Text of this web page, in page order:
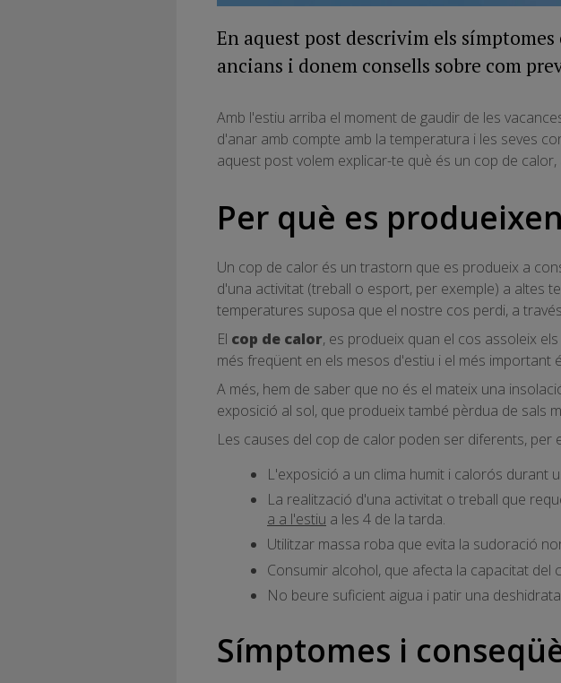
En aquest post descrivim els
ancians i donem consells sobre com
Amb l'estiu arriba el moment de gaudir de les
d'anar amb compte amb la temperatura i les seves
aquest post volem explicar-te què és un cop de
Per què es
Un cop de calor és un trastorn que es produeix a
d'una activitat (treball o esport, per exemple) a altes
temperatures suposa que el nostre cos perdi, a
El cop de calor, es produeix quan el cos assoleix
més freqüent en els mesos d'estiu i el més
A més, hem de saber que no és el mateix una
exposició al sol, que produeix també pèrdua de sals
Les causes del cop de calor poden ser diferents, per
L'exposició a un clima humit i calorós durant
La realització d'una activitat o treball que
a a l'estiu a les 4 de la tarda.
Utilitzar massa roba que evita la sudoració
Consumir alcohol, que afecta la capacitat del
No beure suficient aigua i patir una
Símptomes i